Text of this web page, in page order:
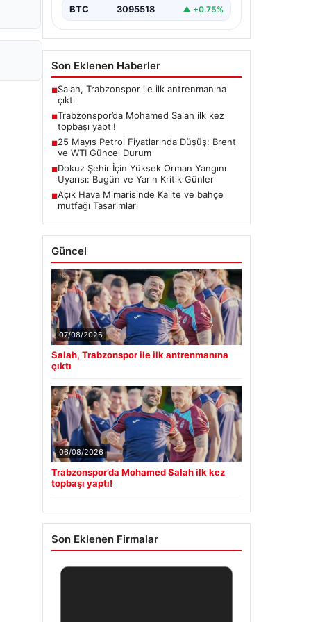
BTC 3095518 ▲ +0.75%
Son Eklenen Haberler
■Salah, Trabzonspor ile ilk antrenmanına
çıktı
■Trabzonspor’da Mohamed Salah ilk kez
topbaşı yaptı!
■25 Mayıs Petrol Fiyatlarında Düşüş: Brent
ve WTI Güncel Durum
■Dokuz Şehir İçin Yüksek Orman Yangını
Uyarısı: Bugün ve Yarın Kritik Günler
■Açık Hava Mimarisinde Kalite ve bahçe
mutfağı Tasarımları
Güncel
07/08/2026
Salah, Trabzonspor ile ilk antrenmanına
çıktı
06/08/2026
Trabzonspor’da Mohamed Salah ilk kez
topbaşı yaptı!
Son Eklenen Firmalar